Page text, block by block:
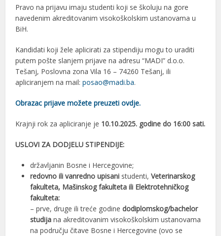
Pravo na prijavu imaju studenti koji se školuju na gore
navedenim akreditovanim visokoškolskim ustanovama u
BiH.
Kandidati koji žele aplicirati za stipendiju mogu to uraditi
putem pošte slanjem prijave na adresu “MADI” d.o.o.
Tešanj, Poslovna zona Vila 16 – 74260 Tešanj, ili
apliciranjem na mail:posao@madi.ba.
Obrazac prijave možete preuzeti ovdje.
Krajnji rok za apliciranje je 10.10.2025. godine do 16:00 sati.
USLOVI ZA DODJELU STIPENDIJE:
državljanin Bosne i Hercegovine;
redovno ili vanredno upisani studenti,Veterinarskog
fakulteta, Mašinskog fakulteta ili Elektrotehničkog
fakulteta:
– prve, druge ili treće godinedodiplomskog/bachelor
studija na akreditovanim visokoškolskim ustanovama
na području čitave Bosne i Hercegovine (ovo se